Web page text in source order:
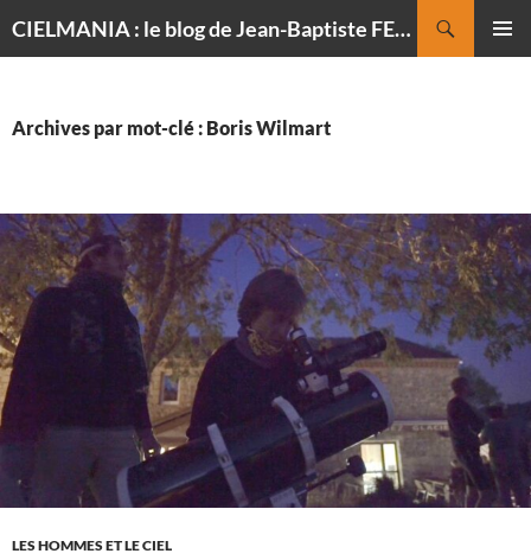
CIELMANIA : le blog de Jean-Baptiste FELDMANN, photographe du ciel
Archives par mot-clé : Boris Wilmart
LES HOMMES ET LE CIEL